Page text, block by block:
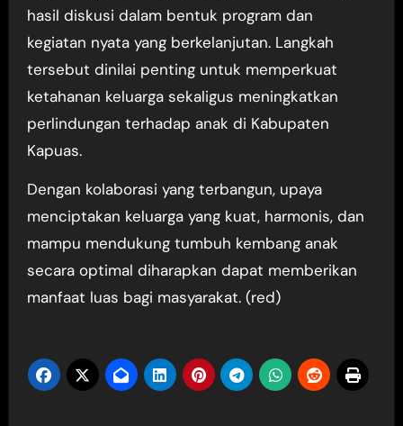
hasil diskusi dalam bentuk program dan
kegiatan nyata yang berkelanjutan. Langkah
tersebut dinilai penting untuk memperkuat
ketahanan keluarga sekaligus meningkatkan
perlindungan terhadap anak di Kabupaten
Kapuas.
Dengan kolaborasi yang terbangun, upaya
menciptakan keluarga yang kuat, harmonis, dan
mampu mendukung tumbuh kembang anak
secara optimal diharapkan dapat memberikan
manfaat luas bagi masyarakat. (red)